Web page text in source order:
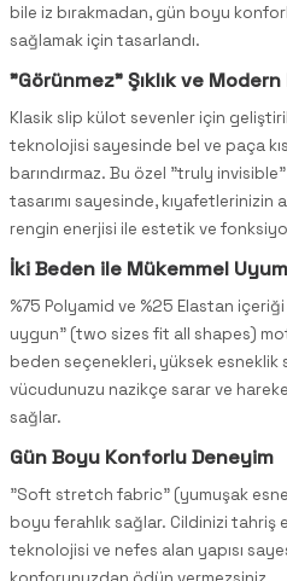
bile iz bırakmadan, gün boyu
sağlamak için tasarlandı.
"Görünmez" Şıklık ve Modern
Klasik slip külot sevenler için
teknolojisi sayesinde bel ve paça
barındırmaz. Bu özel "truly
tasarımı sayesinde, kıyafetlerinizin
rengin enerjisi ile estetik ve
İki Beden ile Mükemmel Uyum
%75 Polyamid ve %25 Elastan
uygun" (two sizes fit all shapes)
beden seçenekleri, yüksek esneklik
vücudunuzu nazikçe sarar ve
sağlar.
Gün Boyu Konforlu Deneyim
"Soft stretch fabric" (yumuşak
boyu ferahlık sağlar. Cildinizi tahriş
teknolojisi ve nefes alan yapısı